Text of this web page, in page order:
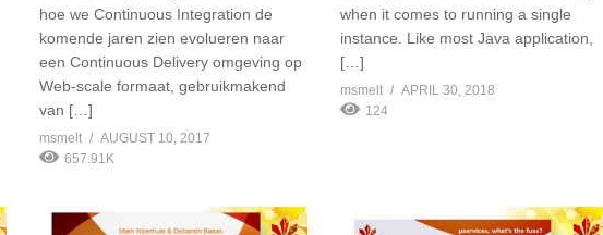
hoe we Continuous Integration de
komende jaren zien evolueren naar
een Continuous Delivery omgeving op
Web-scale formaat, gebruikmakend
van […]
msmelt
AUGUST 10, 2017
657.91K
when it comes to running a single
instance. Like most Java application,
[…]
msmelt
APRIL 30, 2018
124